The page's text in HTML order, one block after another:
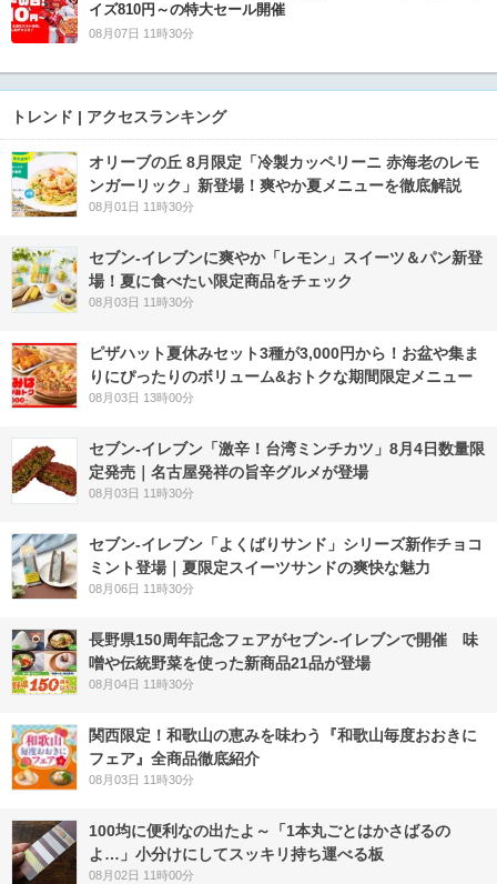
イズ810円～の特大セール開催
08月07日 11時30分
トレンド | アクセスランキング
オリーブの丘 8月限定「冷製カッペリーニ 赤海老のレモ
ンガーリック」新登場！爽やか夏メニューを徹底解説
08月01日 11時30分
セブン‐イレブンに爽やか「レモン」スイーツ＆パン新登
場！夏に食べたい限定商品をチェック
08月03日 11時30分
ピザハット夏休みセット3種が3,000円から！お盆や集ま
りにぴったりのボリューム&おトクな期間限定メニュー
08月03日 13時00分
セブン-イレブン「激辛！台湾ミンチカツ」8月4日数量限
定発売｜名古屋発祥の旨辛グルメが登場
08月03日 11時30分
セブン‐イレブン「よくばりサンド」シリーズ新作チョコ
ミント登場｜夏限定スイーツサンドの爽快な魅力
08月06日 11時30分
長野県150周年記念フェアがセブン-イレブンで開催 味
噌や伝統野菜を使った新商品21品が登場
08月04日 11時30分
関西限定！和歌山の恵みを味わう『和歌山毎度おおきに
フェア』全商品徹底紹介
08月03日 11時30分
100均に便利なの出たよ～「1本丸ごとはかさばるの
よ…」小分けにしてスッキリ持ち運べる板
08月02日 11時00分